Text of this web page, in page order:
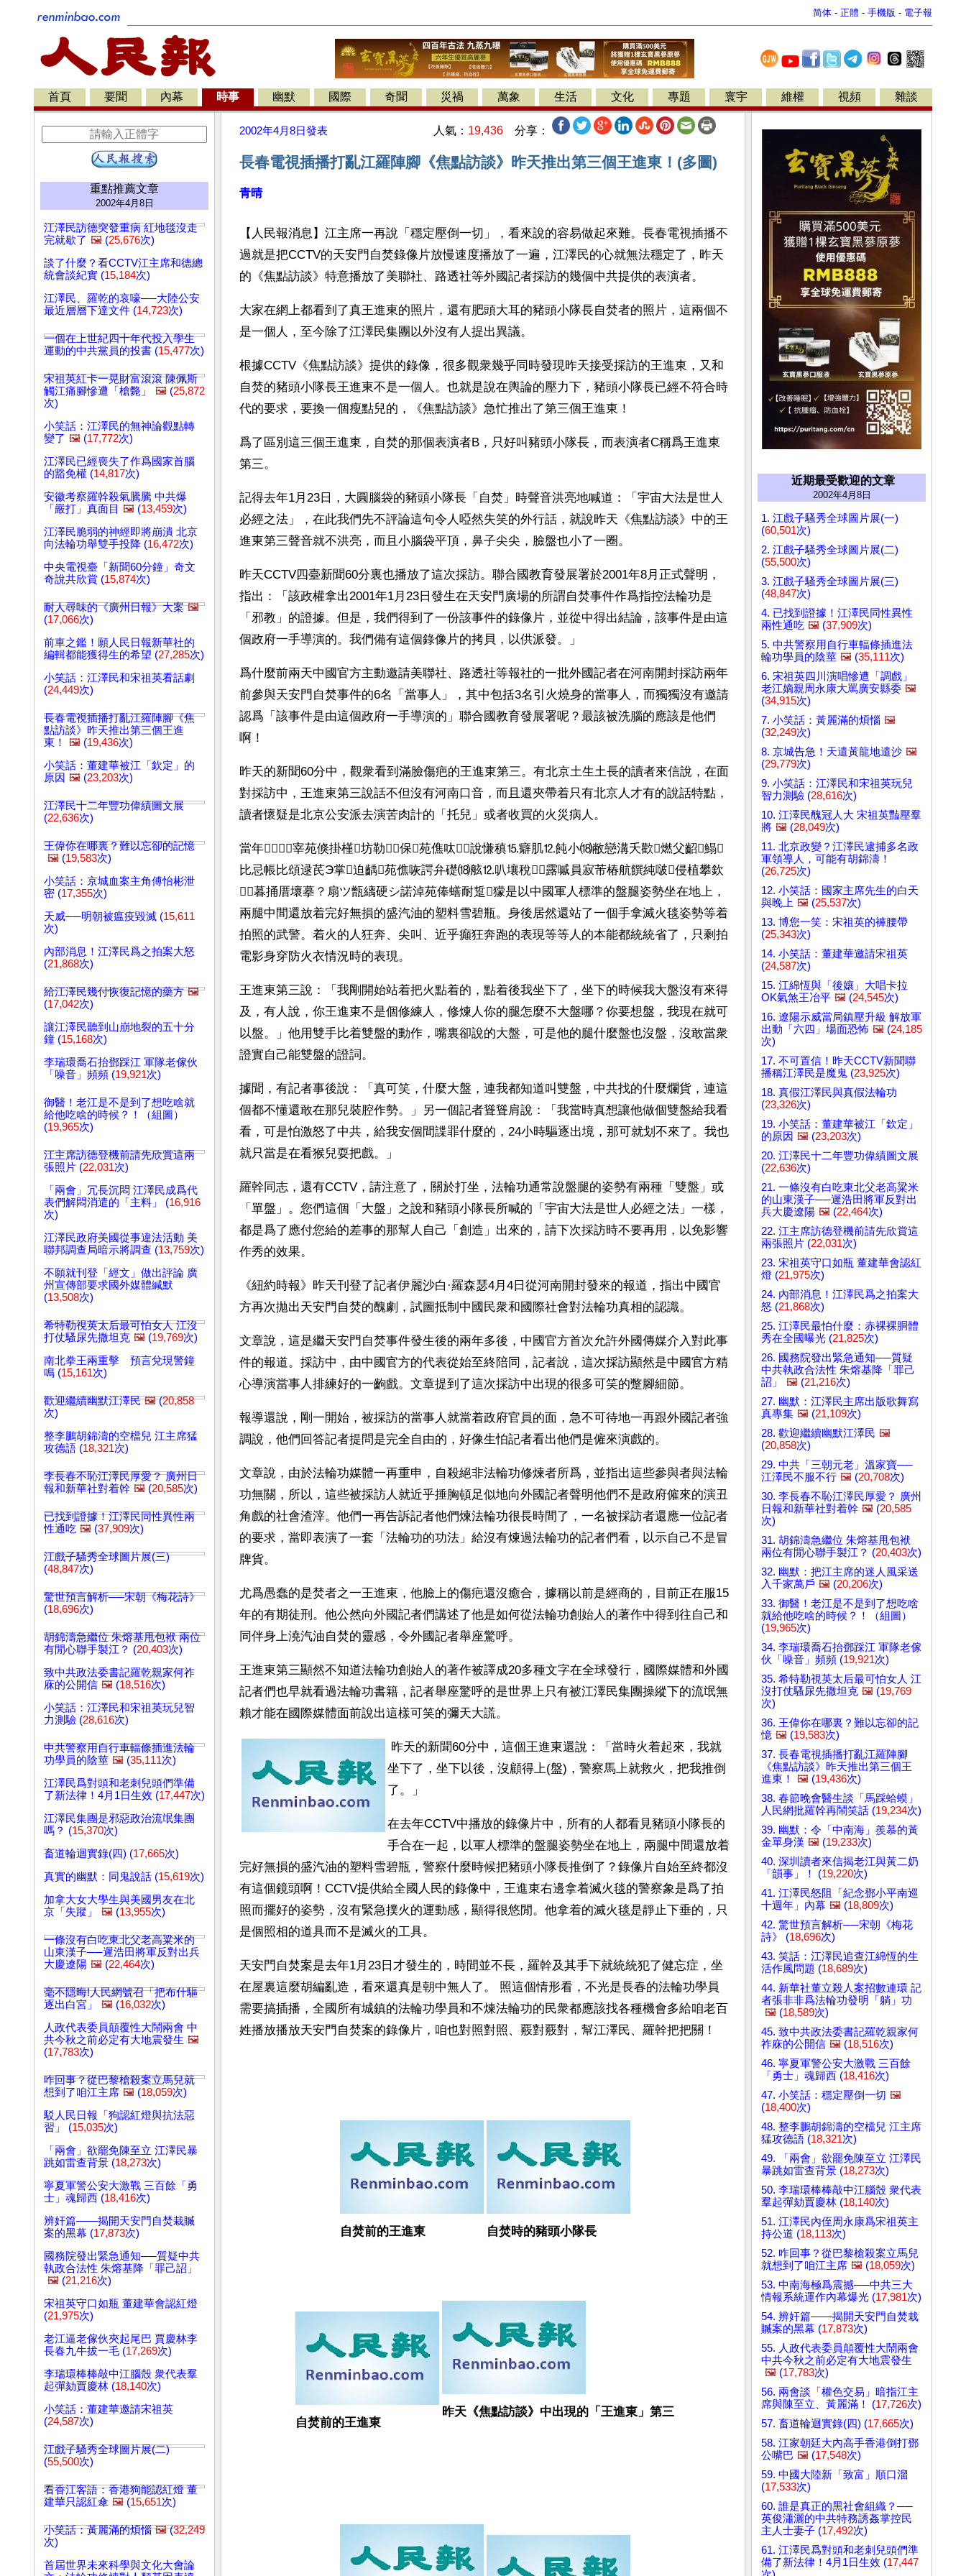
简体 - 正體 - 手機版 - 電子報
首頁 要聞 內幕 時事 幽默 國際 奇聞 災禍 萬象 生活 文化 專題 寰宇 維權 視頻 雜談
重點推薦文章
2002年4月8日
江澤民訪德突發重病 紅地毯沒走
完就歇了 🖼️ (25,676次)
談了什麼？看CCTV江主席和德總
統會談紀實 (15,184次)
江澤民、羅乾的哀嚎──大陸公安
最近層層下達文件 (14,723次)
一個在上世紀四十年代投入學生
運動的中共黨員的投書 (15,477次)
宋祖英紅卡一晃財富滾滾 陳佩斯
觸江痛腳慘遭「槍斃」
🖼️ (25,872
次)
小笑話：江澤民的無神論觀點轉
變了 🖼️ (17,772次)
江澤民已經喪失了作爲國家首腦
的豁免權 (14,817次)
安徽考察羅幹殺氣騰騰 中共爆
「嚴打」真面目 🖼️ (13,459次)
江澤民脆弱的神經即將崩潰 北京
向法輪功舉雙手投降 (16,472次)
中央電視臺「新聞60分鐘」奇文
奇說共欣賞 (15,874次)
耐人尋味的《廣州日報》大案 🖼️
(17,066次)
前車之鑑！願人民日報新華社的
編輯都能獲得生的希望 (27,285次)
小笑話：江澤民和宋祖英看話劇
(24,449次)
長春電視插播打亂江羅陣腳《焦
點訪談》昨天推出第三個王進
東！
🖼️ (19,436次)
小笑話：董建華被江「欽定」的
原因 🖼️ (23,203次)
江澤民十二年豐功偉績圖文展
(22,636次)
王偉你在哪裏？難以忘卻的記憶
🖼️ (19,583次)
小笑話：京城血案主角傅怡彬泄
密 (17,355次)
天威──明朝被瘟疫毀滅 (15,611
次)
內部消息！江澤民爲之拍案大怒
(21,868次)
給江澤民幾付恢復記憶的藥方 🖼️
(17,042次)
讓江澤民聽到山崩地裂的五十分
鐘 (15,168次)
李瑞環喬石抬鄧踩江 軍隊老傢伙
「噪音」頻頻 (19,921次)
御醫！老江是不是到了想吃啥就
給他吃啥的時候？！（組圖）
(19,965次)
江主席訪德登機前請先欣賞這兩
張照片 (22,031次)
「兩會」冗長沉悶 江澤民成爲代
表們解悶消遣的「主料」 (16,916
次)
江澤民政府美國從事違法活動 美
聯邦調查局暗示將調查 (13,759次)
不願就刊登「經文」做出評論 廣
州宣傳部要求國外媒體緘默
(13,508次)
希特勒視英太后最可怕女人 江沒
打仗騷尿先撒坦克 🖼️ (19,769次)
南北拳王兩重擊 預言兌現警鐘
鳴 (15,161次)
歡迎繼續幽默江澤民 🖼️(20,858
次)
整李鵬胡錦濤的空檔兒 江主席猛
攻德語 (18,321次)
李長春不恥江澤民厚愛？ 廣州日
報和新華社對着幹 🖼️ (20,585次)
已找到證據！江澤民同性異性兩
性通吃 🖼️ (37,909次)
江戲子騷秀全球圖片展(三)
(48,847次)
驚世預言解析──宋朝《梅花詩》
(18,696次)
胡錦濤急繼位 朱熔基甩包袱 兩位
有閒心聯手製江？ (20,403次)
致中共政法委書記羅乾親家何祚
庥的公開信 🖼️ (18,516次)
小笑話：江澤民和宋祖英玩兒智
力測驗 (28,616次)
中共警察用自行車輻條插進法輪
功學員的陰莖 🖼️ (35,111次)
江澤民爲對頭和老刺兒頭們準備
了新法律！4月1日生效 (17,447次)
江澤民集團是邪惡政治流氓集團
嗎？ (15,370次)
畜道輪迴實錄(四) (17,665次)
真實的幽默：同鬼說話 (15,619次)
加拿大女大學生與美國男友在北
京「失蹤」
🖼️ (13,955次)
一條沒有白吃東北父老高粱米的
山東漢子──遲浩田將軍反對出兵
大慶遼陽 🖼️ (22,464次)
毫不隱晦!人民網號召「把布什驅
逐出白宮」
🖼️ (16,032次)
人政代表委員顛覆性大鬧兩會 中
共今秋之前必定有大地震發生 🖼️
(17,783次)
咋回事？從巴黎槍殺案立馬兒就
想到了咱江主席 🖼️ (18,059次)
駁人民日報「狗認紅燈與抗法惡
習」 (15,035次)
「兩會」欲罷免陳至立 江澤民暴
跳如雷查背景 (18,273次)
寧夏軍警公安大激戰 三百餘「勇
士」魂歸西 (18,416次)
辨奸篇——揭開天安門自焚栽贓
案的黑幕 (17,873次)
國務院發出緊急通知──質疑中共
執政合法性 朱熔基降「罪己詔」
🖼️ (21,216次)
宋祖英守口如瓶 董建華會認紅燈
(21,975次)
老江逼老傢伙夾起尾巴 賈慶林李
長春九牛拔一毛 (17,269次)
李瑞環棒棒敲中江腦殼 衆代表羣
起彈劾賈慶林 (18,140次)
小笑話：董建華邀請宋祖英
(24,587次)
江戲子騷秀全球圖片展(二)
(55,500次)
看香江客語：香港狗能認紅燈 董
建華只認紅傘 🖼️ (15,651次)
小笑話：黃麗滿的煩惱 🖼️(32,249
次)
首屆世界未來科學與文化大會論
2002年4月8日發表 人氣： 19,436 分享：
長春電視插播打亂江羅陣腳《焦點訪談》昨天推出第三個王進東！(多圖)
青晴
【人民報消息】江主席一再說「穩定壓倒一切」，看來說的容易做起來難。長春電視插播不
過就是把CCTV的天安門自焚錄像片放慢速度播放了一遍，江澤民的心就無法穩定了，昨天
的《焦點訪談》特意播放了美聯社、路透社等外國記者採訪的幾個中共提供的表演者。
大家在網上都看到了真王進東的照片，還有肥頭大耳的豬頭小隊長自焚者的照片，這兩個不
是一個人，至今除了江澤民集團以外沒有人提出異議。
根據CCTV《焦點訪談》提供的錄像，很多觀衆幾乎同時發現昨天接受採訪的王進東，又和
自焚的豬頭小隊長王進東不是一個人。也就是說在輿論的壓力下，豬頭小隊長已經不符合時
代的要求，要換一個瘦點兒的，《焦點訪談》急忙推出了第三個王進東！
爲了區別這三個王進東，自焚的那個表演者B，只好叫豬頭小隊長，而表演者C稱爲王進東
第三。
記得去年1月23日，大圓腦袋的豬頭小隊長「自焚」時聲音洪亮地喊道：「宇宙大法是世人
必經之法」，在此我們先不評論這句令人啞然失笑的外行話，就說昨天《焦點訪談》中的王
進東第三聲音就不洪亮，而且小腦袋平頂，鼻子尖尖，臉盤也小了一圈。
昨天CCTV四臺新聞60分裏也播放了這次採訪。聯合國教育發展署於2001年8月正式聲明，
指出：「該政權拿出2001年1月23日發生在天安門廣場的所謂自焚事件作爲指控法輪功是
「邪教」的證據。但是，我們得到了一份該事件的錄像片，並從中得出結論，該事件是由這
個政府一手導演的。我們備有這個錄像片的拷貝，以供派發。」
爲什麼前兩天中國官方主動邀請美聯社、路透社等報社的一批外國記者在河南開封採訪兩年
前參與天安門自焚事件的6名「當事人」，其中包括3名引火燒身的當事人，而獨獨沒有邀請
認爲「該事件是由這個政府一手導演的」聯合國教育發展署呢？最該被洗腦的應該是他們
啊！
昨天的新聞60分中，觀衆看到滿臉傷疤的王進東第三。有北京土生土長的讀者來信說，在面
對採訪中，王進東第三說話不但沒有河南口音，而且還夾帶着只有北京人才有的說話特點，
讀者懷疑是北京公安派去演苦肉計的「托兒」或者收買的火災病人。
當年宰苑倏掛槿坊勒保苑僬呔說慊稹⒖癖肌⒓飩小⒅敝戀溝夭歡燃父齠鰨
比忌帳比頌逯芪Э掌迫齲苑僬咴諤弁礎⒅舷⒓叭壤稅露嘁員寂芾椿航饌純啵侵植攀欽
５暮捅厝壞摹？扇ツ甑縭硬シ諾淖苑俸蟮耐踅獴是以中國軍人標準的盤腿姿勢坐在地上，
兩腿中間還放着完好無損的盛汽油的塑料雪碧瓶。身後居然還站了一個手拿滅火毯姿勢等着
拍照的武警。着火的人狂奔、尖叫、近乎癲狂奔跑的表現等等人的本能都統統省了，只剩拍
電影身穿防火衣情況時的表現。
王進東第三說：「我剛開始站着把火點着的，點着後我坐下了，坐下的時候我大盤沒有來得
及，有人說，你王進東不是個修練人，修煉人你的腿怎麼不大盤哪？你要想盤，我現在就可
以盤。」他用雙手比着雙盤的動作，嘴裏卻說的大盤，可是他的腿什麼盤也沒盤，沒敢當衆
證實自己能雙盤的證詞。
據聞，有記者事後說：「真可笑，什麼大盤，連我都知道叫雙盤，中共找的什麼爛貨，連這
個都不懂還敢在那兒裝腔作勢。」另一個記者聳聳肩說：「我當時真想讓他做個雙盤給我看
看，可是怕激怒了中共，給我安個間諜罪什麼的，24小時驅逐出境，那可就划不來了。我也
就只當是在看猴兒耍把戲。」
羅幹同志，還有CCTV，請注意了，關於打坐，法輪功通常說盤腿的姿勢有兩種「雙盤」或
「單盤」。您們這個「大盤」之說和豬頭小隊長所喊的「宇宙大法是世人必經之法」一樣，
都是爲了應付您給的差事的那幫人自己「創造」出來的，請下次採訪時不要再用，以免影響
作秀的效果。
《紐約時報》昨天刊登了記者伊麗沙白·羅森瑟4月4日從河南開封發來的報道，指出中國官
方再次拋出天安門自焚的醜劇，試圖抵制中國民衆和國際社會對法輪功真相的認識。
文章說，這是繼天安門自焚事件發生後的兩年多後，中國官方首次允許外國傳媒介入對此事
件的報道。採訪中，由中國官方的代表從始至終陪同，記者說，這次採訪顯然是中國官方精
心導演當事人排練好的一齣戲。文章提到了這次採訪中出現的很多可笑的蹩腳細節。
報導還說，剛一開始，被採訪的當事人就當着政府官員的面，急不可待地一再跟外國記者強
調說，他們回答記者提問是完全自由的，好像生怕記者看出他們是僱來演戲的。
文章說，由於法輪功媒體一再重申，自殺絕非法輪功修煉者所爲，並指出這些參與者與法輪
功無關，所以，這些被採訪人就近乎捶胸頓足似地向外國記者聲明他們不是政府僱來的演丑
角戲的社會渣滓。他們一再告訴記者他們煉法輪功很長時間了，一名被採訪者還應一位記者
的要求，當即表演了一套「法輪功的功法」給沒有煉過法輪功的記者們看，以示自己不是冒
牌貨。
尤爲愚蠢的是焚者之一王進東，他臉上的傷疤還沒癒合，據稱以前是經商的，目前正在服15
年的有期徒刑。他公然向外國記者們講述了他是如何從法輪功創始人的著作中得到往自己和
同伴身上澆汽油自焚的靈感，令外國記者舉座驚呼。
王進東第三顯然不知道法輪功創始人的著作被譯成20多種文字在全球發行，國際媒體和外國
記者們也早就看過法輪功書籍，記者舉座驚呼的是世界上只有被江澤民集團操縱下的流氓無
賴才能在國際媒體面前說出這樣可笑的彌天大謊。
昨天的新聞60分中，這個王進東還說：「當時火着起來，我就
坐下了，坐下以後，沒顧得上(盤)，警察馬上就救火，把我推倒
了。」
在去年CCTV中播放的錄像片中，所有的人都看見豬頭小隊長的
手合在一起，以軍人標準的盤腿姿勢坐在地上，兩腿中間還放着
完好無損的盛汽油的塑料雪碧瓶，警察什麼時候把豬頭小隊長推倒了？錄像片自始至終都沒
有這個鏡頭啊！CCTV提供給全國人民的錄像中，王進東右邊拿着滅火毯的警察象是爲了拍
照而擺好的姿勢，沒有緊急撲火的運動感，顯得很悠閒。他拿着的滅火毯是靜止下垂的，只
是個照相的道具而不是滅火的工具。
天安門自焚案是去年1月23日才發生的，時間並不長，羅幹及其手下就統統犯了健忘症，坐
在屋裏這麼胡編亂造，看來還真是朝中無人了。 照這個情形看，不光是長春的法輪功學員
需要搞插播，全國所有城鎮的法輪功學員和不煉法輪功的民衆都應該找各種機會多給咱老百
姓播放播放天安門自焚案的錄像片，咱也對照對照、覈對覈對，幫江澤民、羅幹把把關！
自焚前的王進東 自焚時的豬頭小隊長
自焚前的王進東
昨天《焦點訪談》中出現的「王進東」第三
近期最受歡迎的文章
2002年4月8日
1. 江戲子騷秀全球圖片展(一)
(60,501次)
2. 江戲子騷秀全球圖片展(二)
(55,500次)
3. 江戲子騷秀全球圖片展(三)
(48,847次)
4. 已找到證據！江澤民同性異性
兩性通吃 🖼️ (37,909次)
5. 中共警察用自行車輻條插進法
輪功學員的陰莖 🖼️ (35,111次)
6. 宋祖英四川演唱慘遭「調戲」
老江嫡親周永康大罵廣安縣委 🖼️
(34,915次)
7. 小笑話：黃麗滿的煩惱 🖼️
(32,249次)
8. 京城告急！天遣黃龍地遣沙 🖼️
(29,779次)
9. 小笑話：江澤民和宋祖英玩兒
智力測驗 (28,616次)
10. 江澤民醜冠人大 宋祖英豔壓羣
將 🖼️ (28,049次)
11. 北京政變？江澤民逮捕多名政
軍領導人，可能有胡錦濤！
(26,725次)
12. 小笑話：國家主席先生的白天
與晚上 🖼️ (25,537次)
13. 博您一笑：宋祖英的褲腰帶
(25,343次)
14. 小笑話：董建華邀請宋祖英
(24,587次)
15. 江綿恆與「後孃」大唱卡拉
OK氣煞王冶平 🖼️ (24,545次)
16. 遼陽示威當局鎮壓升級 解放軍
出動「六四」場面恐怖 🖼️ (24,185
次)
17. 不可置信！昨天CCTV新聞聯
播稱江澤民是魔鬼 (23,925次)
18. 真假江澤民與真假法輪功
(23,326次)
19. 小笑話：董建華被江「欽定」
的原因 🖼️ (23,203次)
20. 江澤民十二年豐功偉績圖文展
(22,636次)
21. 一條沒有白吃東北父老高粱米
的山東漢子──遲浩田將軍反對出
兵大慶遼陽 🖼️ (22,464次)
22. 江主席訪德登機前請先欣賞這
兩張照片 (22,031次)
23. 宋祖英守口如瓶 董建華會認紅
燈 (21,975次)
24. 內部消息！江澤民爲之拍案大
怒 (21,868次)
25. 江澤民最怕什麼：赤裸裸胴體
秀在全國曝光 (21,825次)
26. 國務院發出緊急通知──質疑
中共執政合法性 朱熔基降「罪己
詔」
🖼️ (21,216次)
27. 幽默：江澤民主席出版歌舞寫
真專集 🖼️ (21,109次)
28. 歡迎繼續幽默江澤民 🖼️
(20,858次)
29. 中共「三朝元老」溫家寶──
江澤民不服不行 🖼️ (20,708次)
30. 李長春不恥江澤民厚愛？ 廣州
日報和新華社對着幹 🖼️ (20,585
次)
31. 胡錦濤急繼位 朱熔基甩包袱
兩位有閒心聯手製江？ (20,403次)
32. 幽默：把江主席的迷人風采送
入千家萬戶 🖼️ (20,206次)
33. 御醫！老江是不是到了想吃啥
就給他吃啥的時候？！（組圖）
(19,965次)
34. 李瑞環喬石抬鄧踩江 軍隊老傢
伙「噪音」頻頻 (19,921次)
35. 希特勒視英太后最可怕女人 江
沒打仗騷尿先撒坦克 🖼️ (19,769
次)
36. 王偉你在哪裏？難以忘卻的記
憶 🖼️ (19,583次)
37. 長春電視插播打亂江羅陣腳
《焦點訪談》昨天推出第三個王
進東！
🖼️ (19,436次)
38. 春節晚會醫生談「馬踩蛤蟆」
人民網批羅幹再鬧笑話 (19,234次)
39. 幽默：令「中南海」羨慕的黃
金單身漢 🖼️ (19,233次)
40. 深圳讀者來信揭老江與黃二奶
「韻事」！ (19,220次)
41. 江澤民怒阻「紀念鄧小平南巡
十週年」內幕 🖼️ (18,809次)
42. 驚世預言解析──宋朝《梅花
詩》 (18,696次)
43. 笑話：江澤民追查江綿恆的生
活作風問題 (18,689次)
44. 新華社董立殺人案招數連環 記
者張非非爲法輪功發明「躺」功
🖼️ (18,589次)
45. 致中共政法委書記羅乾親家何
祚庥的公開信 🖼️ (18,516次)
46. 寧夏軍警公安大激戰 三百餘
「勇士」魂歸西 (18,416次)
47. 小笑話：穩定壓倒一切 🖼️
(18,400次)
48. 整李鵬胡錦濤的空檔兒 江主席
猛攻德語 (18,321次)
49. 「兩會」欲罷免陳至立 江澤民
暴跳如雷查背景 (18,273次)
50. 李瑞環棒棒敲中江腦殼 衆代表
羣起彈劾賈慶林 (18,140次)
51. 江澤民內侄周永康爲宋祖英主
持公道 (18,113次)
52. 咋回事？從巴黎槍殺案立馬兒
就想到了咱江主席 🖼️ (18,059次)
53. 中南海極爲震撼──中共三大
情報系統運作內幕爆光 (17,981次)
54. 辨奸篇——揭開天安門自焚栽
贓案的黑幕 (17,873次)
55. 人政代表委員顛覆性大鬧兩會
中共今秋之前必定有大地震發生
🖼️ (17,783次)
56. 兩會談「權色交易」暗指江主
席與陳至立、黃麗滿！ (17,726次)
57. 畜道輪迴實錄(四) (17,665次)
58. 江家朝廷大內高手香港倒打鄧
公嘴巴 🖼️ (17,548次)
59. 中國大陸新「致富」順口溜
(17,533次)
60. 誰是真正的黑社會組織？──
英俊瀟灑的中共特務誘姦掌控民
主人士妻子 (17,492次)
61. 江澤民爲對頭和老刺兒頭們準
備了新法律！4月1日生效 (17,447